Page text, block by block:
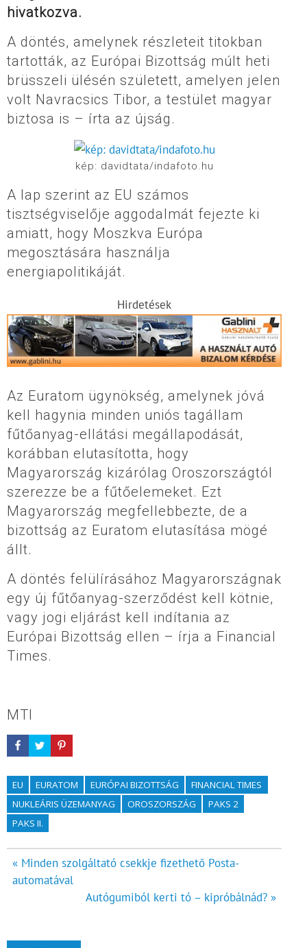
hivatkozva.
A döntés, amelynek részleteit titokban
tartották, az Európai Bizottság múlt heti
brüsszeli ülésén született, amelyen jelen
volt Navracsics Tibor, a testület magyar
biztosa is – írta az újság.
kép: davidtata/indafoto.hu
A lap szerint az EU számos
tisztségviselője aggodalmát fejezte ki
amiatt, hogy Moszkva Európa
megosztására használja
energiapolitikáját.
Hirdetések
Az Euratom ügynökség, amelynek jóvá
kell hagynia minden uniós tagállam
fűtőanyag-ellátási megállapodását,
korábban elutasította, hogy
Magyarország kizárólag Oroszországtól
szerezze be a fűtőelemeket. Ezt
Magyarország megfellebbezte, de a
bizottság az Euratom elutasítása mögé
állt.
A döntés felülírásához Magyarországnak
egy új fűtőanyag-szerződést kell kötnie,
vagy jogi eljárást kell indítania az
Európai Bizottság ellen – írja a Financial
Times.
MTI
EU EURATOM EURÓPAI BIZOTTSÁG
FINANCIAL TIMES
NUKLEÁRIS ÜZEMANYAG
OROSZORSZÁG
PAKS 2
PAKS II.
Bejegyzés
navigáció
« Minden szolgáltató csekkje fizethető Posta-
automatával
Autógumiból kerti tó – kipróbálnád? »